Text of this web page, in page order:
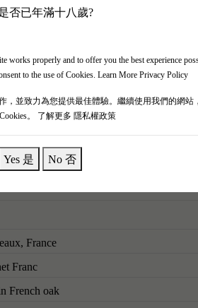
否已年滿十八歲?
works properly and to offer you the best experience
to the use of Cookies. Learn More Privacy Policy
，並致力為您提供最佳體驗。繼續使用我們的網站
。 了解更多 隱私權政策
Yes 是 No 否
（樂王吉莊園）2011 經典年份！
嘅黑櫻桃、紅莓、紫羅蘭，伴隨住
寧已經打磨得極之細緻有層次。 呢
France
Franc
French oak